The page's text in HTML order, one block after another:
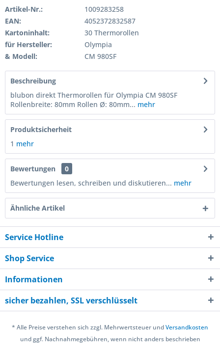
Artikel-Nr.:
1009283258
EAN:
4052372832587
Kartoninhalt:
30 Thermorollen
für Hersteller:
Olympia
& Modell:
CM 980SF
Beschreibung
blubon direkt Thermorollen für Olympia CM 980SF
Rollenbreite: 80mm Rollen Ø: 80mm... mehr
Produktsicherheit
1 mehr
Bewertungen
0
Bewertungen lesen, schreiben und diskutieren... mehr
Ähnliche Artikel
Service Hotline
Shop Service
Informationen
sicher bezahlen, SSL verschlüsselt
* Alle Preise verstehen sich zzgl. Mehrwertsteuer undVersandkosten
und ggf. Nachnahmegebühren, wenn nicht anders beschrieben